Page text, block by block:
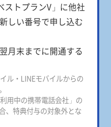
ストプランV」に他社
しい番号で申し込む
月末までに開通する
ル・LINEモバイルからの
用中の携帯電話会社」の
、特典付与の対象外とな